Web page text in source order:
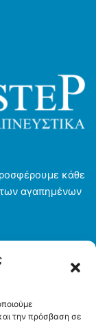
την πρόσβαση σε
σελίδα
του
προϊόντος
κάθε
των αγαπημένων